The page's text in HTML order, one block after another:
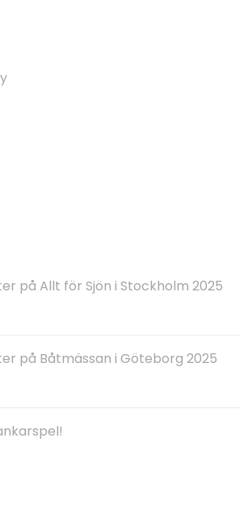
på Allt för Sjön i Stockholm 2025
på Båtmässan i Göteborg 2025